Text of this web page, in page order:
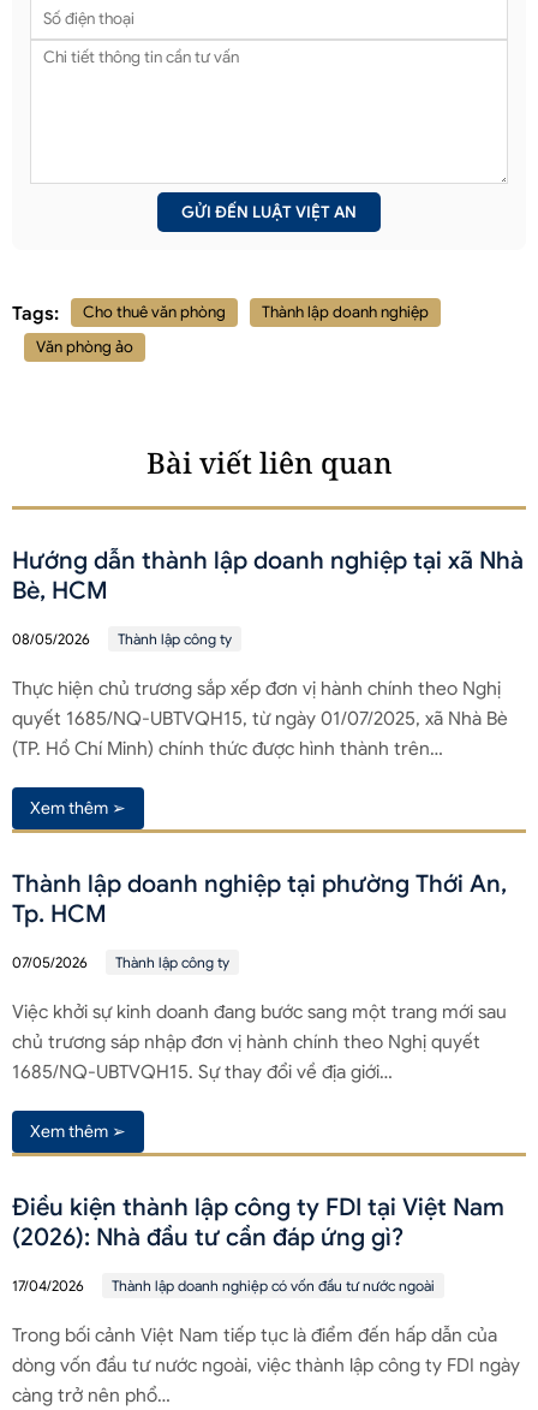
Tags: Cho thuê văn phòng
Thành lập doanh nghiệp
Văn phòng ảo
Bài viết liên quan
Hướng dẫn thành lập doanh nghiệp tại xã Nhà
Bè, HCM
08/05/2026 Thành lập công ty
Thực hiện chủ trương sắp xếp đơn vị hành chính theo Nghị
quyết 1685/NQ-UBTVQH15, từ ngày 01/07/2025, xã Nhà Bè
(TP. Hồ Chí Minh) chính thức được hình thành trên…
Xem thêm ➢
Thành lập doanh nghiệp tại phường Thới An,
Tp. HCM
07/05/2026 Thành lập công ty
Việc khởi sự kinh doanh đang bước sang một trang mới sau
chủ trương sáp nhập đơn vị hành chính theo Nghị quyết
1685/NQ-UBTVQH15. Sự thay đổi về địa giới…
Xem thêm ➢
Điều kiện thành lập công ty FDI tại Việt Nam
(2026): Nhà đầu tư cần đáp ứng gì?
17/04/2026 Thành lập doanh nghiệp có vốn đầu tư nước ngoài
Trong bối cảnh Việt Nam tiếp tục là điểm đến hấp dẫn của
dòng vốn đầu tư nước ngoài, việc thành lập công ty FDI ngày
càng trở nên phổ…